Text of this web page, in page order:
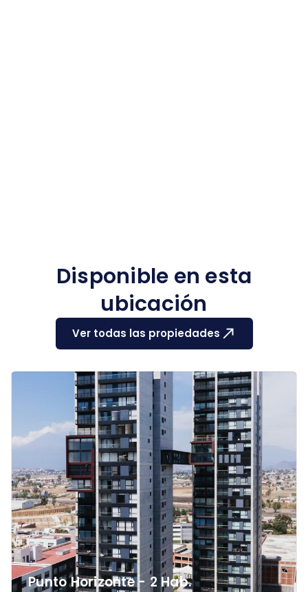
Disponible en esta
ubicación
Ver todas las propiedades
Punto Horizonte - 2 Hab.